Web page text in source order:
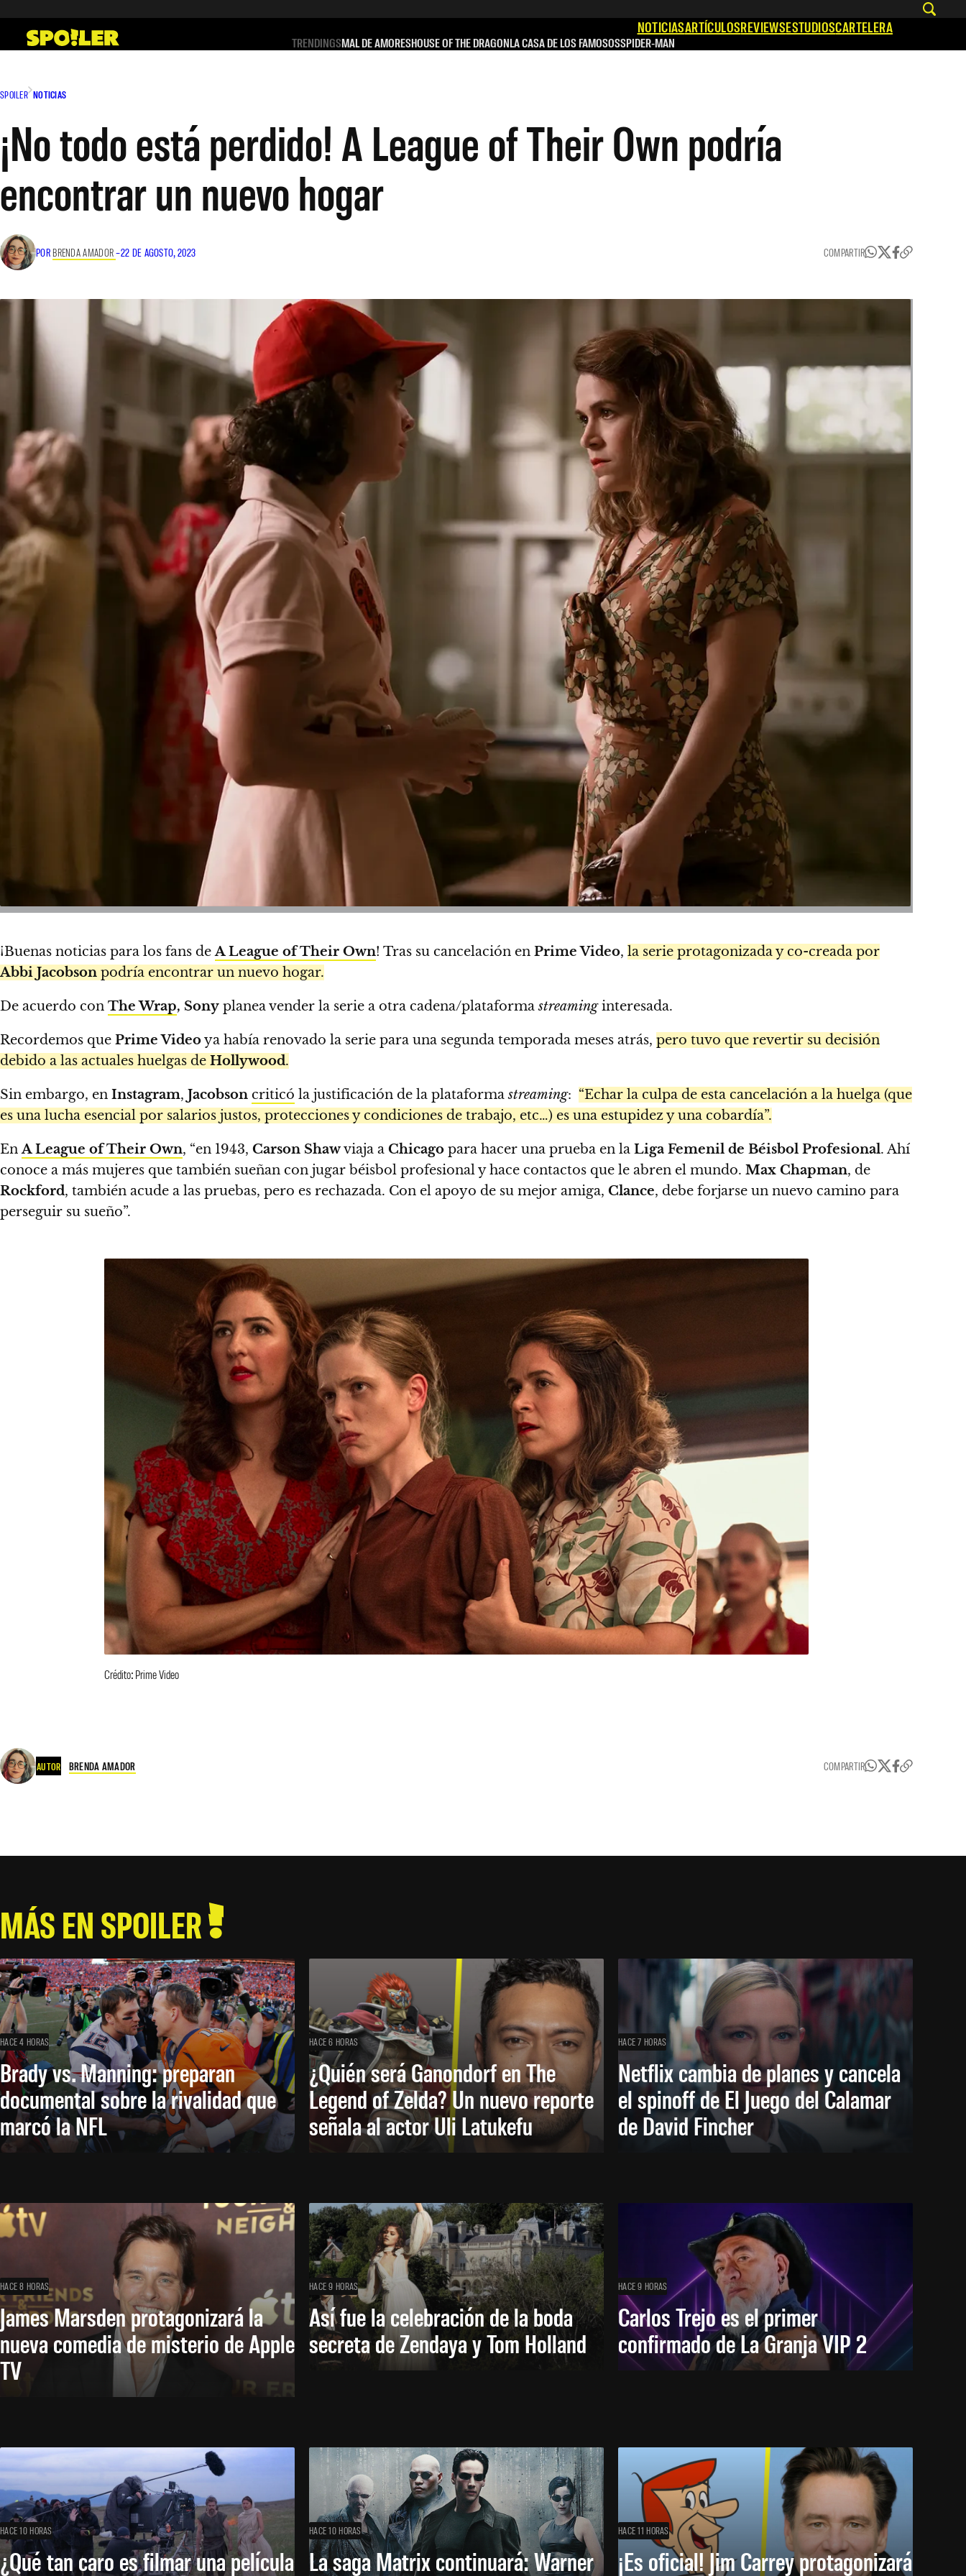
contenido
NOTICIASARTÍCULOSREVIEWSESTUDIOSCARTELERA
TRENDINGSMAL DE AMORESHOUSE OF THE DRAGONLA CASA DE LOS FAMOSOSSPIDER-MAN
SPOILER NOTICIAS
¡No todo está perdido! A League of Their Own podría
encontrar un nuevo hogar
POR BRENDA AMADOR–22 DE AGOSTO, 2023 COMPARTIR
¡Buenas noticias para los fans deA League of Their Own! Tras su cancelación en Prime Video, la serie protagonizada y co-creada por
Abbi Jacobson podría encontrar un nuevo hogar.
De acuerdo con The Wrap, Sony planea vender la serie a otra cadena/plataformastreaminginteresada.
Recordemos que Prime Videoya había renovado la serie para una segunda temporada meses atrás, pero tuvo que revertir su decisión
debido a las actuales huelgas de Hollywood.
Sin embargo, en Instagram, Jacobson criticó la justificación de la plataformastreaming: “Echar la culpa de esta cancelación a la huelga (que
es una lucha esencial por salarios justos, protecciones y condiciones de trabajo, etc…) es una estupidez y una cobardía”.
EnA League of Their Own, “en 1943, Carson Shawviaja a Chicago para hacer una prueba en la Liga Femenil de Béisbol Profesional. Ahí
conoce a más mujeres que también sueñan con jugar béisbol profesional y hace contactos que le abren el mundo. Max Chapman, de
Rockford, también acude a las pruebas, pero es rechazada. Con el apoyo de su mejor amiga, Clance, debe forjarse un nuevo camino para
perseguir su sueño”.
Crédito: Prime Video
AUTOR BRENDA AMADOR COMPARTIR
MÁS EN SPOILER
HACE 4 HORAS
Brady vs. Manning: preparan
documental sobre la rivalidad que
marcó la NFL
HACE 6 HORAS
¿Quién será Ganondorf en The
Legend of Zelda? Un nuevo reporte
señala al actor Uli Latukefu
HACE 7 HORAS
Netflix cambia de planes y cancela
el spinoff de El Juego del Calamar
de David Fincher
HACE 8 HORAS
James Marsden protagonizará la
nueva comedia de misterio de Apple
TV
HACE 9 HORAS
Así fue la celebración de la boda
secreta de Zendaya y Tom Holland
HACE 9 HORAS
Carlos Trejo es el primer
confirmado de La Granja VIP 2
HACE 10 HORAS
¿Qué tan caro es filmar una película
HACE 10 HORAS
La saga Matrix continuará: Warner
HACE 11 HORAS
¡Es oficial! Jim Carrey protagonizará